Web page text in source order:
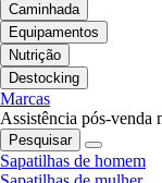
Caminhada
Equipamentos
Nutrição
Destocking
Marcas
Assistência pós-venda
Pesquisar
Sapatilhas de homem